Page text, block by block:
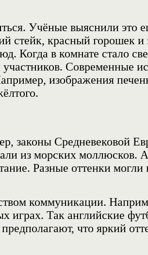
Учёные выяснили это
стейк, красный горошек и
Когда в комнате стало
Современные
изображения
законы Средневековой
из морских моллюсков.
Разные оттенки могли
коммуникации.
играх. Так английские
что яркий